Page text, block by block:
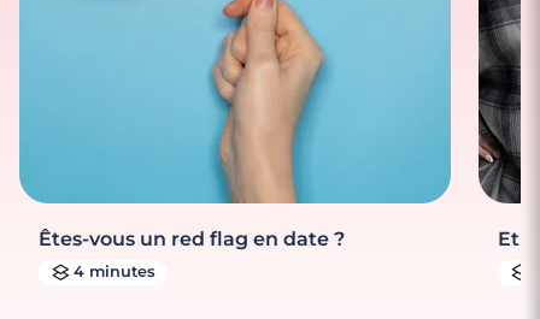
Êtes-vous un red flag en date ?
4 minutes
Et